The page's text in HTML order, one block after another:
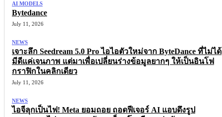
AI MODELS
Bytedance
July 11, 2026
NEWS
เจาะลึก Seedream 5.0 Pro ไอไอตัวใหม่จาก ByteDance ที่ไม่ได้
มีดีแค่เจนภาพ แต่มาเพื่อเปลี่ยนร่างข้อมูลยากๆ ให้เป็นอินโฟ
กราฟิกในคลิกเดียว
July 11, 2026
NEWS
ไอจีลุกเป็นไฟ! Meta ยอมถอย ถอดฟีเจอร์ AI แอบดึงรูป